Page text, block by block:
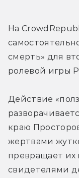
На
смерть» для
ролевой игры
Действие
краю
жертвами
превращает их
свидетелями